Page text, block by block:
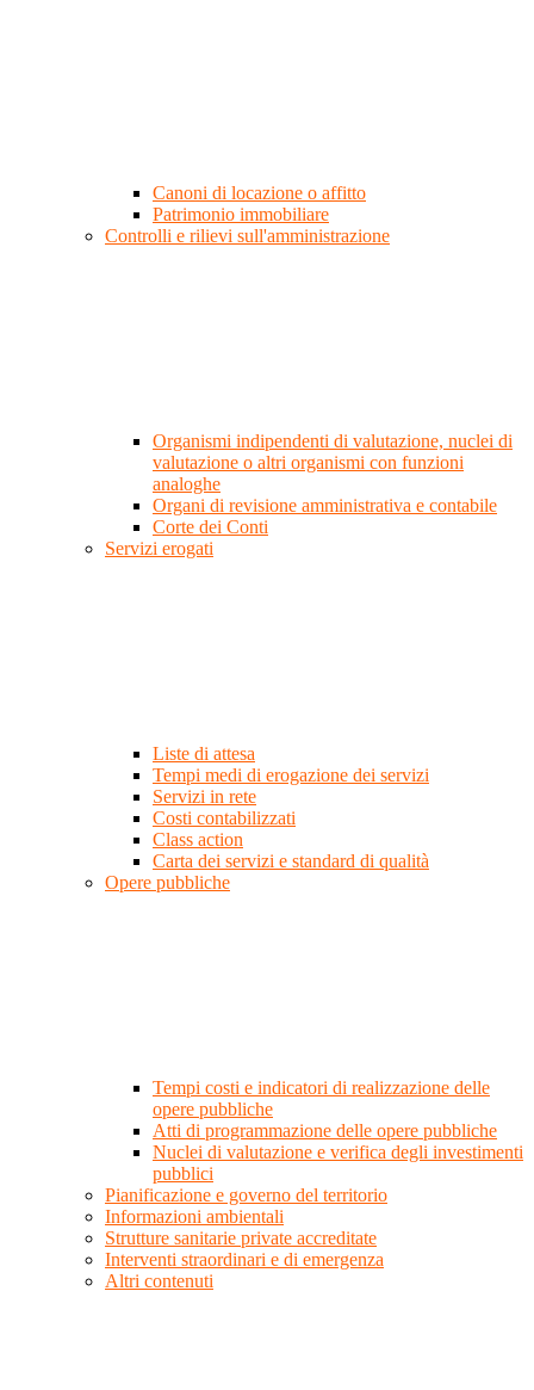
Canoni di locazione o affitto
Patrimonio immobiliare
Controlli e rilievi sull'amministrazione
Organismi indipendenti di valutazione, nuclei di
valutazione o altri organismi con funzioni
analoghe
Organi di revisione amministrativa e contabile
Corte dei Conti
Servizi erogati
Liste di attesa
Tempi medi di erogazione dei servizi
Servizi in rete
Costi contabilizzati
Class action
Carta dei servizi e standard di qualità
Opere pubbliche
Tempi costi e indicatori di realizzazione delle
opere pubbliche
Atti di programmazione delle opere pubbliche
Nuclei di valutazione e verifica degli investimenti
pubblici
Pianificazione e governo del territorio
Informazioni ambientali
Strutture sanitarie private accreditate
Interventi straordinari e di emergenza
Altri contenuti